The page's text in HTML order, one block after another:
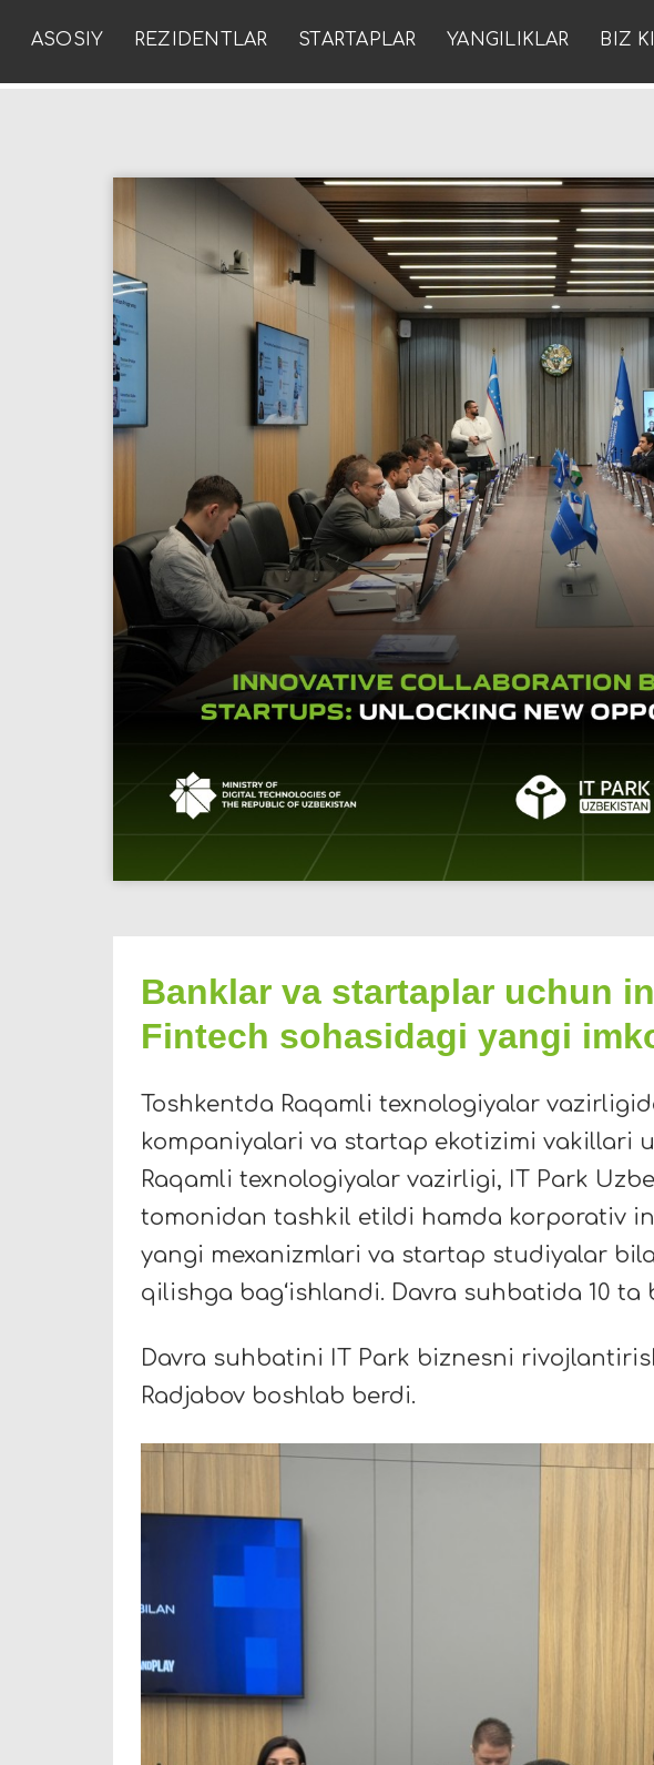
ASOSIY REZIDENTLAR STARTAPLAR YANGILIKLAR BIZ
Banklar va startaplar uchun
Fintech sohasidagi yangi
Toshkentda Raqamli texnologiyalar
kompaniyalari va startap ekotizimi vakillari
Raqamli texnologiyalar vazirligi, IT Park
tomonidan tashkil etildi hamda korporativ
yangi mexanizmlari va startap studiyalar
qilishga bag‘ishlandi. Davra suhbatida 10
Davra suhbatini IT Park biznesni
Radjabov boshlab berdi.